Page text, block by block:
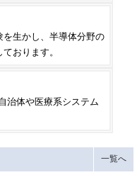
生かし、半導体分野の
おります。
治体や医療系システム
一覧へ